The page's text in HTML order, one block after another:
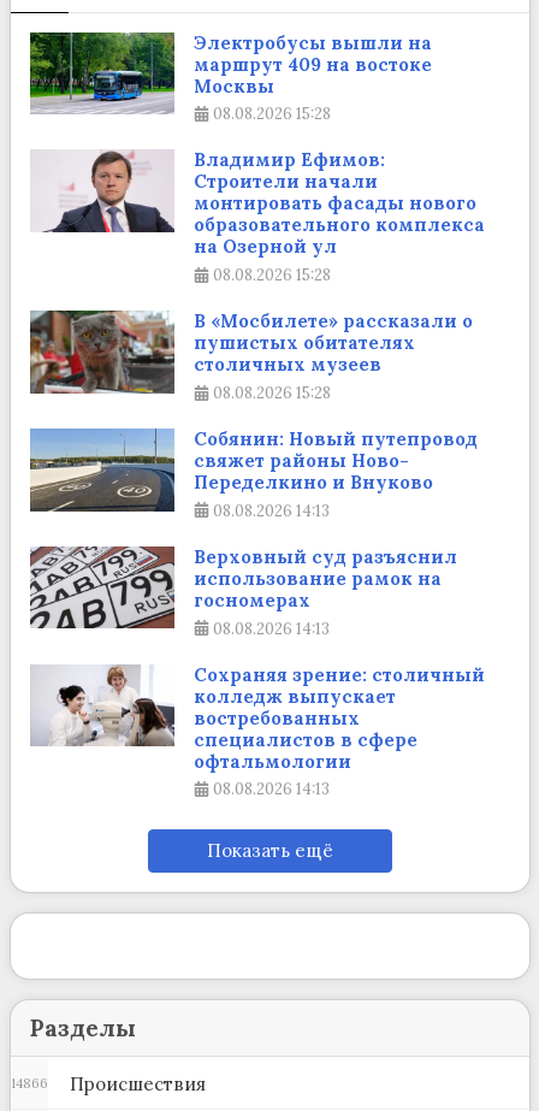
Электробусы вышли на
маршрут 409 на востоке
Москвы
08.08.2026 15:28
Владимир Ефимов:
Строители начали
монтировать фасады нового
образовательного комплекса
на Озерной ул
08.08.2026 15:28
В «Мосбилете» рассказали о
пушистых обитателях
столичных музеев
08.08.2026 15:28
Собянин: Новый путепровод
свяжет районы Ново-
Переделкино и Внуково
08.08.2026 14:13
Верховный суд разъяснил
использование рамок на
госномерах
08.08.2026 14:13
Сохраняя зрение: столичный
колледж выпускает
востребованных
специалистов в сфере
офтальмологии
08.08.2026 14:13
Показать ещё
Разделы
Происшествия
14866